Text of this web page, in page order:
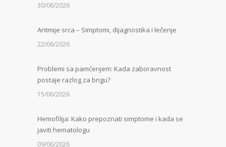
30/06/2026
Aritmije srca – Simptomi, dijagnostika i lečenje
22/06/2026
Problemi sa pamćenjem: Kada zaboravnost
postaje razlog za brigu?
15/06/2026
Hemofilija: Kako prepoznati simptome i kada se
javiti hematologu
09/06/2026